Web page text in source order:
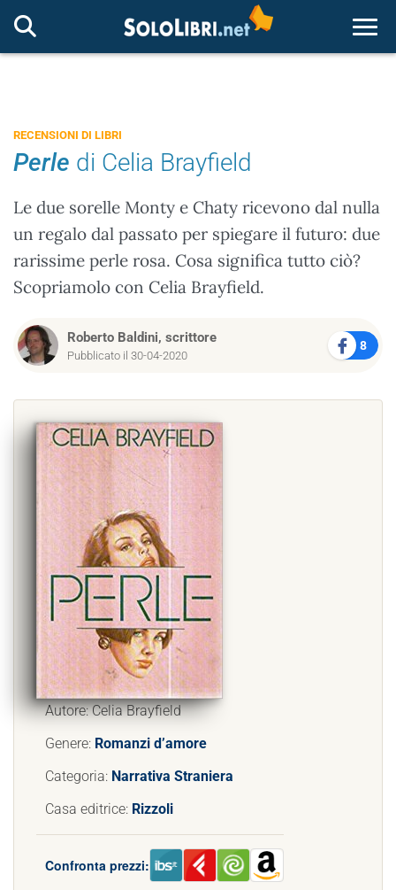
RECENSIONI DI LIBRI
Perle di Celia Brayfield
Le due sorelle Monty e Chaty ricevono dal nulla
un regalo dal passato per spiegare il futuro: due
rarissime perle rosa. Cosa significa tutto ciò?
Scopriamolo con Celia Brayfield.
Roberto Baldini, scrittore
Pubblicato il 30-04-2020
8
Autore: Celia Brayfield
Genere: Romanzi d’amore
Categoria: Narrativa Straniera
Casa editrice: Rizzoli
Confronta prezzi: